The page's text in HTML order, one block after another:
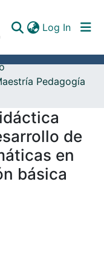
Log In
Pedagogía
de
en
básica